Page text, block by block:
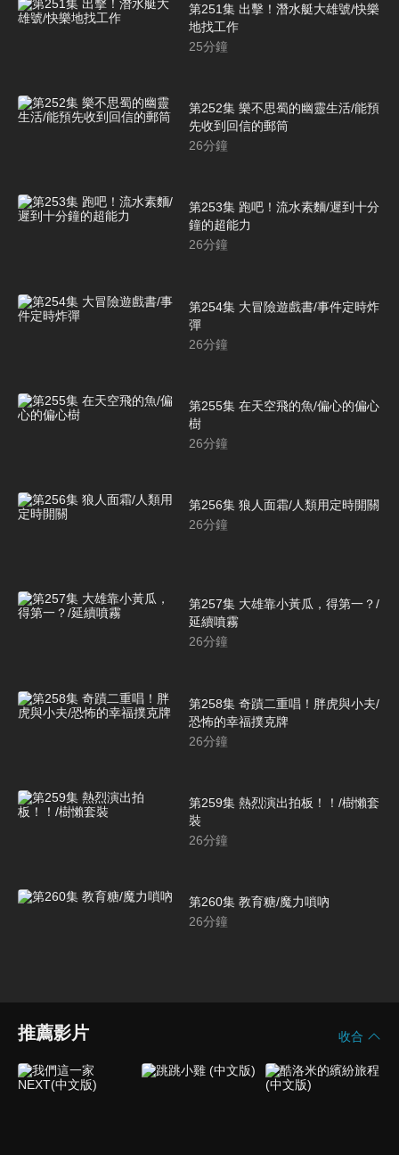
第251集 出擊！潛水艇大雄號/快樂
地找工作
25分鐘
第252集 樂不思蜀的幽靈生活/能預
先收到回信的郵筒
26分鐘
第253集 跑吧！流水素麵/遲到十分
鐘的超能力
26分鐘
第254集 大冒險遊戲書/事件定時炸
彈
26分鐘
第255集 在天空飛的魚/偏心的偏心
樹
26分鐘
第256集 狼人面霜/人類用定時開關
26分鐘
第257集 大雄靠小黃瓜，得第一？/
延續噴霧
26分鐘
第258集 奇蹟二重唱！胖虎與小夫/
恐怖的幸福撲克牌
26分鐘
第259集 熱烈演出拍板！！/樹懶套
裝
26分鐘
第260集 教育糖/魔力嗩吶
26分鐘
推薦影片 收合